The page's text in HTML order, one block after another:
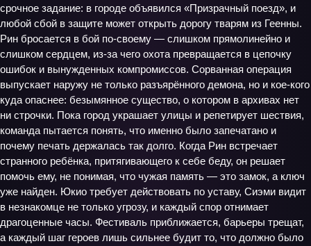
срочное задание: в городе объявился «Призрачный поезд», и
любой сбой в защите может открыть дорогу тварям из Геенны.
Рин бросается в бой по‑своему — слишком прямолинейно и
слишком сердцем, из‑за чего охота превращается в цепочку
ошибок и вынужденных компромиссов. Сорванная операция
выпускает наружу не только разъярённого демона, но и кое‑кого
куда опаснее: безымянное существо, о котором в архивах нет
ни строчки. Пока город украшает улицы и репетирует шествия,
команда пытается понять, что именно было запечатано и
почему печать держалась так долго. Когда Рин встречает
странного ребёнка, притягивающего к себе беду, он решает
помочь ему, не понимая, что чужая память — это замок, а ключ
уже найден. Юкио требует действовать по уставу, Сиэми видит
в незнакомце не только угрозу, и каждый спор отнимает
драгоценные часы. Фестиваль приближается, барьеры трещат,
а каждый шаг героев лишь сильнее будит то, что должно было